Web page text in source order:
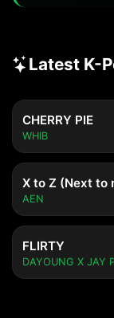
Latest K-
CHERRY PIE
WHIB
X to Z (Next to
AEN
FLIRTY
DAYOUNG X JAY